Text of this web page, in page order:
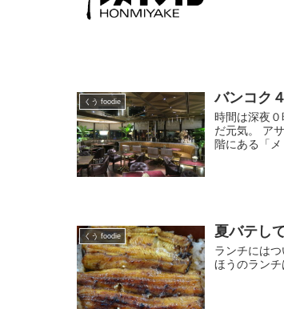
くう foodie バンコク
時間は深夜
だ元気。 ア
階にある「
くう foodie 夏バテし
ランチには
ほうのランチ